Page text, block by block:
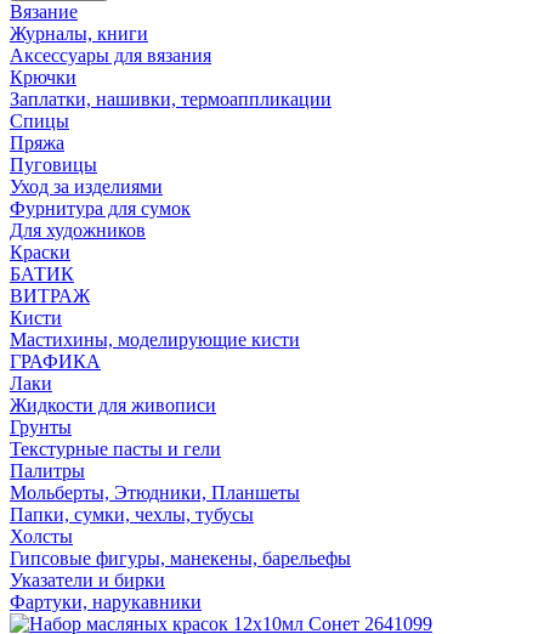
Вязание
Журналы, книги
Аксессуары для вязания
Крючки
Заплатки, нашивки, термоаппликации
Спицы
Пряжа
Пуговицы
Уход за изделиями
Фурнитура для сумок
Для художников
Краски
БАТИК
ВИТРАЖ
Кисти
Мастихины, моделирующие кисти
ГРАФИКА
Лаки
Жидкости для живописи
Грунты
Текстурные пасты и гели
Палитры
Мольберты, Этюдники, Планшеты
Папки, сумки, чехлы, тубусы
Холсты
Гипсовые фигуры, манекены, барельефы
Указатели и бирки
Фартуки, нарукавники